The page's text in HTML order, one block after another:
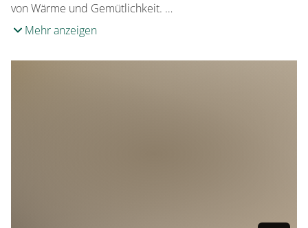
von Wärme und Gemütlichkeit. …
Mehr anzeigen